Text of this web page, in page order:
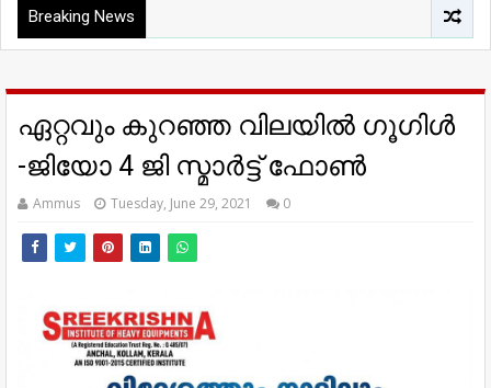
Breaking News
ഏറ്റവും കുറഞ്ഞ വിലയിൽ ഗൂഗിൾ
-ജിയോ 4 ജി സ്മാർട്ട് ഫോൺ
Ammus Tuesday, June 29, 2021 0